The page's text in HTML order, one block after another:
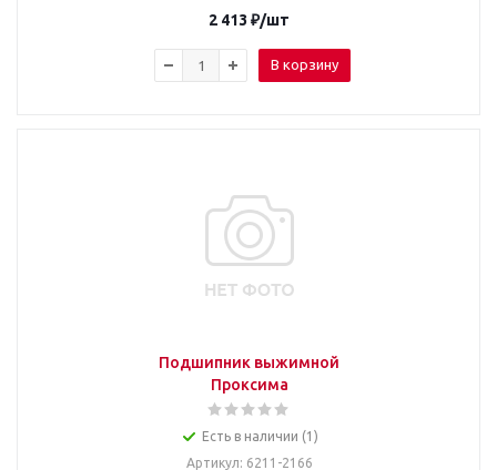
2 413 ₽/шт
В корзину
Подшипник выжимной
Проксима
Есть в наличии (1)
Артикул: 6211-2166